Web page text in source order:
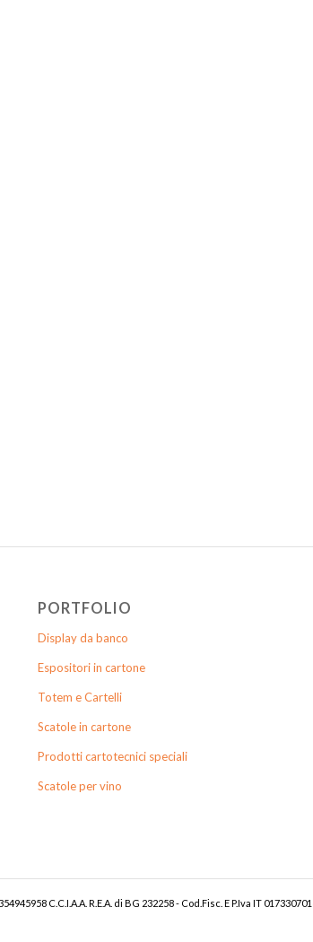
PORTFOLIO
Display da banco
Espositori in cartone
Totem e Cartelli
Scatole in cartone
Prodotti cartotecnici speciali
Scatole per vino
C.C.I.A.A. R.E.A. di BG 232258 - Cod.Fisc. E P.Iva IT